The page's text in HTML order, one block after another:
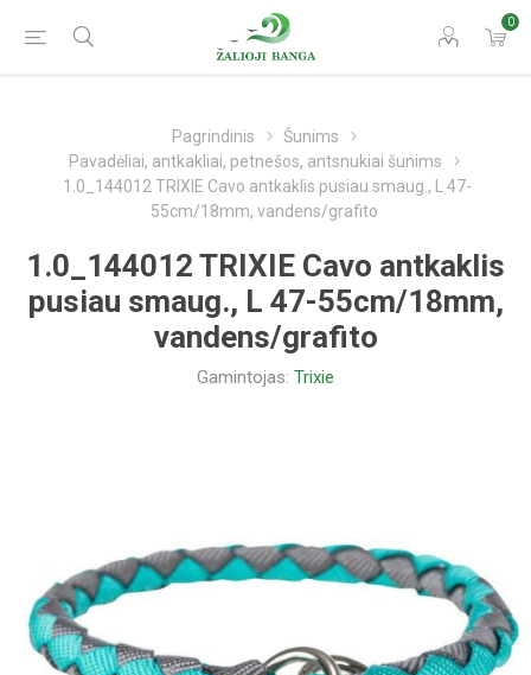
0
Pagrindinis
Šunims
Pavadėliai, antkakliai, petnešos, antsnukiai šunims
1.0_144012 TRIXIE Cavo antkaklis pusiau smaug., L 47-
55cm/18mm, vandens/grafito
1.0_144012 TRIXIE Cavo antkaklis
pusiau smaug., L 47-55cm/18mm,
vandens/grafito
Gamintojas: Trixie